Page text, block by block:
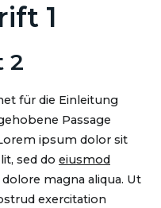
1
2
für die Einleitung
Passage
ipsum dolor sit
sed do eiusmod
magna aliqua. Ut
exercitation